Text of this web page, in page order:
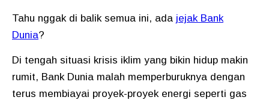
Tahu nggak di balik semua ini, ada jejak Bank
Dunia?
Di tengah situasi krisis iklim yang bikin hidup makin
rumit, Bank Dunia malah memperburuknya dengan
terus membiayai proyek-proyek energi seperti gas